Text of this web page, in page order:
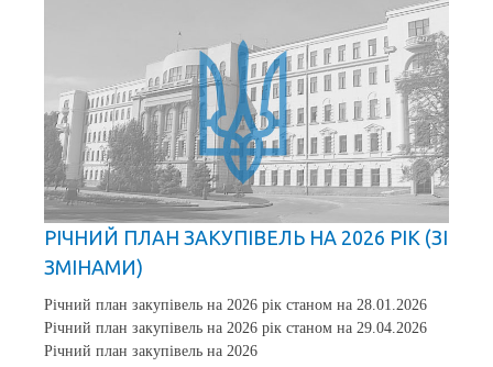
РІЧНИЙ ПЛАН ЗАКУПІВЕЛЬ НА 2026 РІК (ЗІ
ЗМІНАМИ)
Річний план закупівель на 2026 рік станом на 28.01.2026
Річний план закупівель на 2026 рік станом на 29.04.2026
Річний план закупівель на 2026